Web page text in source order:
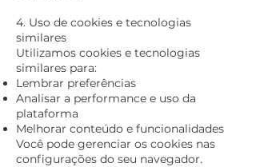
4. Uso de cookies e tecnologias
similares
Utilizamos cookies e tecnologias
similares para:
Lembrar preferências
Analisar a performance e uso da
plataforma
Melhorar conteúdo e funcionalidades
Você pode gerenciar os cookies nas
configurações do seu navegador.